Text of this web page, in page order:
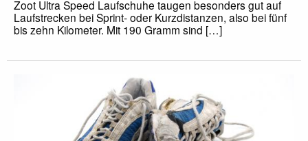
Zoot Ultra Speed Laufschuhe taugen besonders gut auf
Laufstrecken bei Sprint- oder Kurzdistanzen, also bei fünf
bis zehn Kilometer. Mit 190 Gramm sind […]